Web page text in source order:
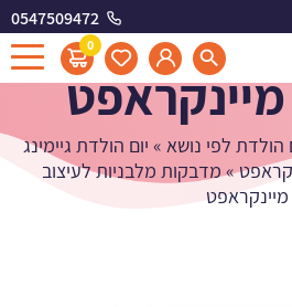
0547509472
0
מלבניות
מיינקראפט
הולדת לפי נושא » יום הולדת גיימינג
»מדבקות מלבניות לעיצוב
מיינקראפט